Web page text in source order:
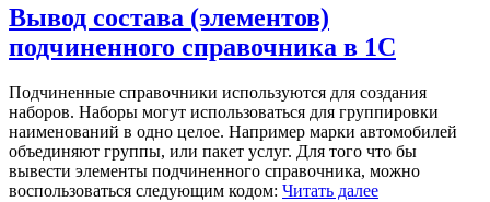
Вывод состава (элементов)
подчиненного справочника в 1С
Подчиненные справочники используются для создания
наборов. Наборы могут использоваться для группировки
наименований в одно целое. Например марки автомобилей
объединяют группы, или пакет услуг. Для того что бы
вывести элементы подчиненного справочника, можно
воспользоваться следующим кодом: Читать далее